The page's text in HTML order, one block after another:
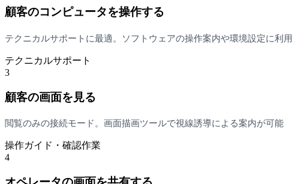
顧客のコンピュータを操作する
テクニカルサポートに最適。ソフトウェアの操作案内や環境設定に利用
テクニカルサポート
3
顧客の画面を見る
閲覧のみの接続モード。画面描画ツールで視線誘導による案内が可能
操作ガイド・確認作業
4